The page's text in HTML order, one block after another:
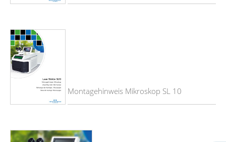
Montagehinweis Mikroskop SL 10